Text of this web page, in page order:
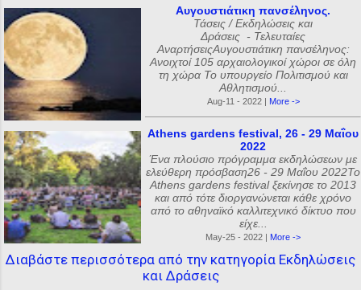
Αυγουστιάτικη πανσέληνος.
Τάσεις / Εκδηλώσεις και
Δράσεις - Τελευταίες
ΑναρτήσειςΑυγουστιάτικη πανσέληνος:
Ανοιχτοί 105 αρχαιολογικοί χώροι σε όλη
τη χώρα Το υπουργείο Πολιτισμού και
Αθλητισμού...
Aug-11 - 2022 | More ->
Athens gardens festival, 26 - 29 Μαΐου
2022
Ένα πλούσιο πρόγραμμα εκδηλώσεων με
ελεύθερη πρόσβαση26 - 29 Μαΐου 2022Το
Athens gardens festival ξεκίνησε το 2013
και από τότε διοργανώνεται κάθε χρόνο
από το αθηναϊκό καλλιτεχνικό δίκτυο που
είχε...
May-25 - 2022 | More ->
Διαβάστε περισσότερα από την κατηγορία Εκδηλώσεις
και Δράσεις